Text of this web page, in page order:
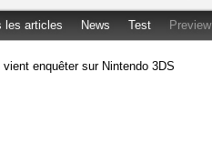
les articles News Test Preview
enquêter sur Nintendo 3DS